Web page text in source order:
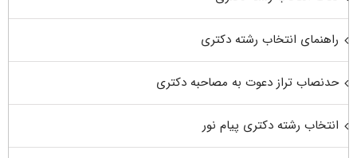
راهنمای انتخاب رشته دکتری
حدنصاب تراز دعوت به مصاحبه دکتری
انتخاب رشته دکتری پیام نور